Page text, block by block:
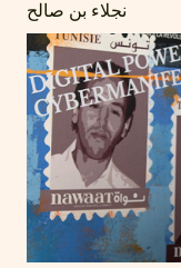
نجلاء بن صالح